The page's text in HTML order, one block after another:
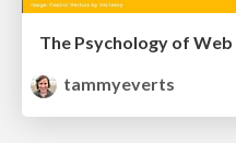
tammyeverts